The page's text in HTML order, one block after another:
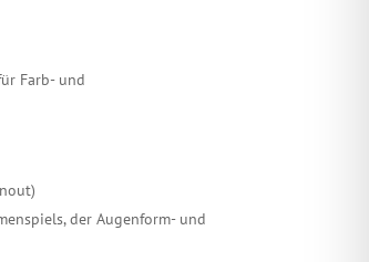
Farb- und
der Augenform- und